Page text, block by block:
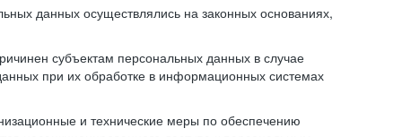
данных осуществлялись на законных основаниях,
субъектам персональных данных в случае
при их обработке в информационных системах
и технические меры по обеспечению